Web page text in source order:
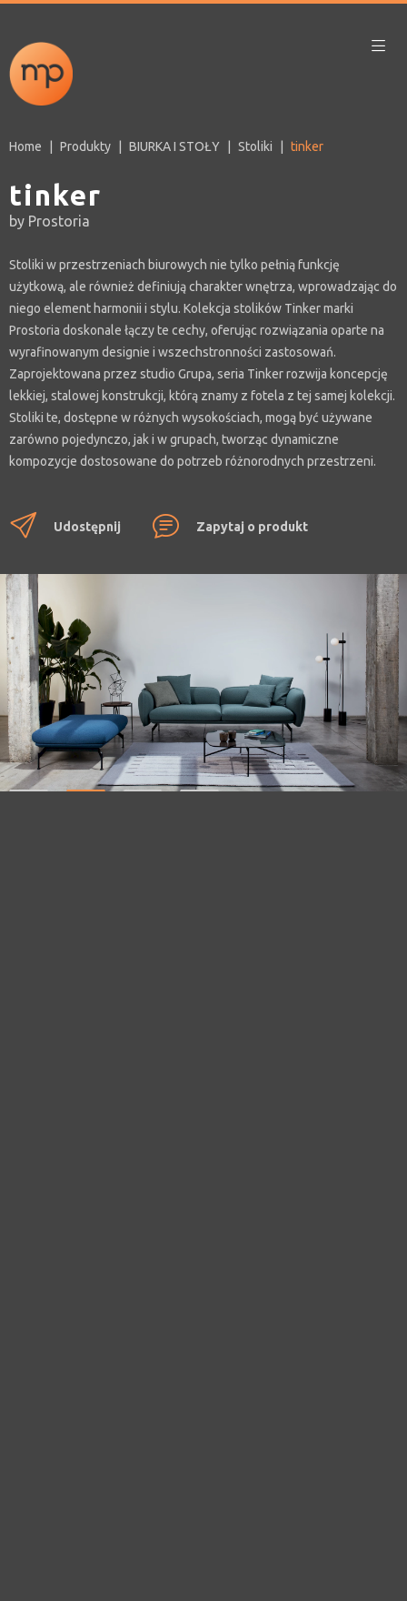
Home Produkty BIURKA I STOŁY Stoliki tinker
tinker
by Prostoria
Stoliki w przestrzeniach biurowych nie tylko pełnią funkcję
użytkową, ale również definiują charakter wnętrza, wprowadzając do
niego element harmonii i stylu. Kolekcja stolików Tinker marki
Prostoria doskonale łączy te cechy, oferując rozwiązania oparte na
wyrafinowanym designie i wszechstronności zastosowań.
Zaprojektowana przez studio Grupa, seria Tinker rozwija koncepcję
lekkiej, stalowej konstrukcji, którą znamy z fotela z tej samej kolekcji.
Stoliki te, dostępne w różnych wysokościach, mogą być używane
zarówno pojedynczo, jak i w grupach, tworząc dynamiczne
kompozycje dostosowane do potrzeb różnorodnych przestrzeni.
szkło, drewno czy kamień, co pozwala na personalizację w
zależności od stylu wnętrza. Subtelna metalowa konstrukcja, na
jednocześnie zapewniając trwałość i stabilność.
Dzięki swojej modułowości i różnorodności form, stoliki Tinker można
łatwo dostosować do wielu typów aranżacji – od minimalistycznych
po bardziej wyrafinowane. To idealny wybór dla tych, którzy
poszukują mebli o ponadczasowej estetyce i wielofunkcyjności.
Udostępnij Zapytaj o produkt